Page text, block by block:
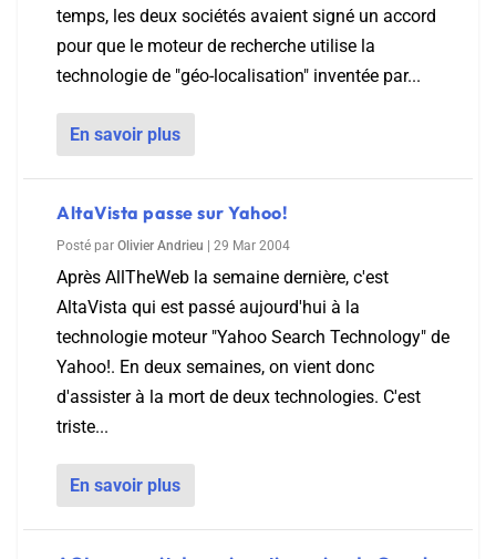
temps, les deux sociétés avaient signé un accord
pour que le moteur de recherche utilise la
technologie de "géo-localisation" inventée par...
En savoir plus
AltaVista passe sur Yahoo!
Posté par Olivier Andrieu 29 Mar 2004
Après AllTheWeb la semaine dernière, c'est
AltaVista qui est passé aujourd'hui à la
technologie moteur "Yahoo Search Technology" de
Yahoo!. En deux semaines, on vient donc
d'assister à la mort de deux technologies. C'est
triste...
En savoir plus